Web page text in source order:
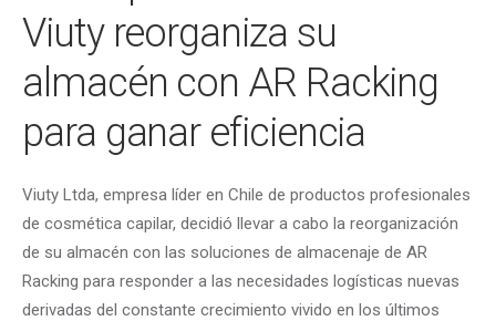
Viuty reorganiza su
almacén con AR Racking
para ganar eficiencia
Viuty Ltda, empresa líder en Chile de productos profesionales
de cosmética capilar, decidió llevar a cabo la reorganización
de su almacén con las soluciones de almacenaje de AR
Racking para responder a las necesidades logísticas nuevas
derivadas del constante crecimiento vivido en los últimos